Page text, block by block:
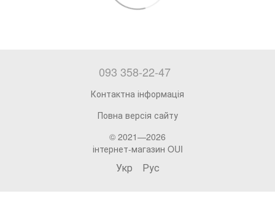
093 358-22-47
Контактна інформація
Повна версія сайту
© 2021—2026
інтернет-магазин OUI
Укр Рус